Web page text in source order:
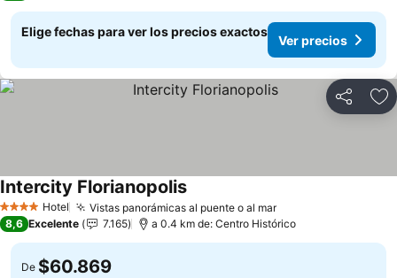
Elige fechas para ver los precios exactos
Ver precios
Compartir
4 EstrellasHotel Vistas panorámicas al puente o al marVer precios
Intercity FlorianopolisVer precios
8,6 Excelente 7.165 a 0.4 km de: Centro Histórico
De $60.869